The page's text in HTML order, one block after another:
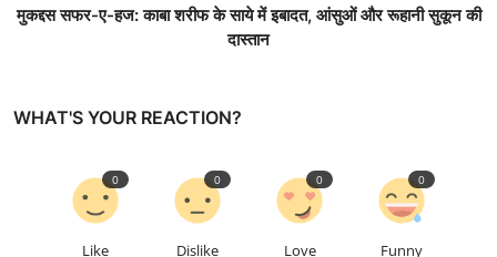
मुकद्दस सफर-ए-हज: काबा शरीफ के साये में इबादत, आंसुओं और रूहानी सुकून की
दास्तान
WHAT'S YOUR REACTION?
Like
0
Dislike
0
Love
0
Funny
0